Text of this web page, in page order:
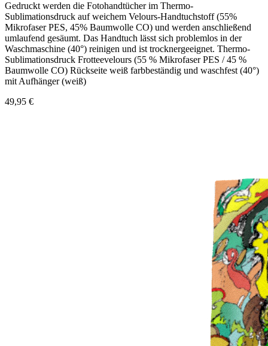
Gedruckt werden die Fotohandtücher im Thermo-
Sublimationsdruck auf weichem Velours-Handtuchstoff (55%
Mikrofaser PES, 45% Baumwolle CO) und werden anschließend
umlaufend gesäumt. Das Handtuch lässt sich problemlos in der
Waschmaschine (40°) reinigen und ist trocknergeeignet. Thermo-
Sublimationsdruck Frotteevelours (55 % Mikrofaser PES / 45 %
Baumwolle CO) Rückseite weiß farbbeständig und waschfest (40°)
mit Aufhänger (weiß)
49,95 €